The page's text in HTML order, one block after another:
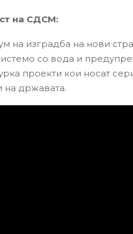
на СДСМ:
на изградба на нови
со вода и
проекти кои носат
на државата.